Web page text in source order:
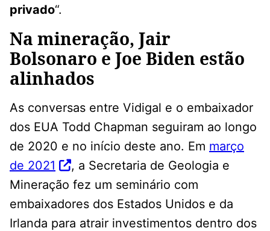
privado“.
Na mineração, Jair
Bolsonaro e Joe Biden estão
alinhados
As conversas entre Vidigal e o embaixador
dos EUA Todd Chapman seguiram ao longo
de 2020 e no início deste ano. Em março
de 2021
, a Secretaria de Geologia e
Mineração fez um seminário com
embaixadores dos Estados Unidos e da
Irlanda para atrair investimentos dentro dos